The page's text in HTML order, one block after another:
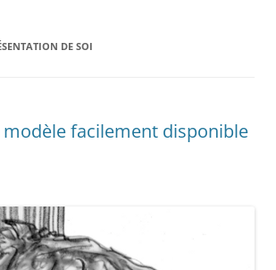
DE SOI
modèle facilement disponible